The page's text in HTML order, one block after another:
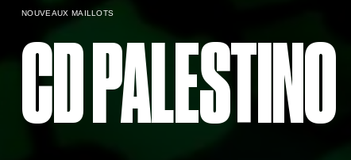
NOUVEAUX MAILLOTS
CD PALESTINO